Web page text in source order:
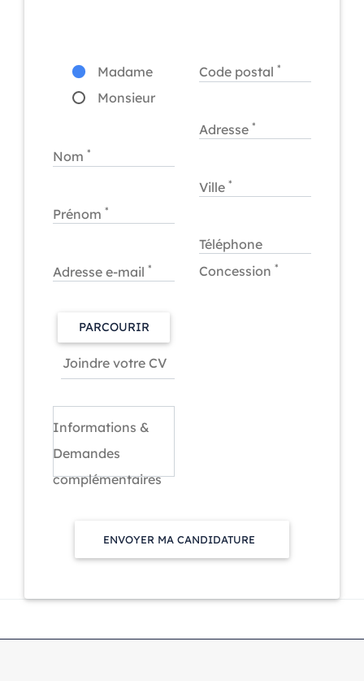
Madame
Monsieur
Nom *
Prénom *
Adresse e-mail *
PARCOURIR
Informations &
Demandes
complémentaires
Code postal*
Adresse*
Ville*
Téléphone
Concession*
ENVOYER MA CANDIDATURE